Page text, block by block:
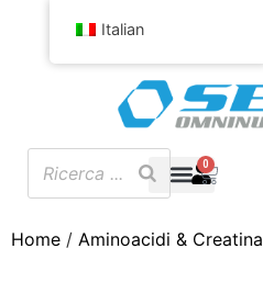
0
Home / Aminoacidi & Creatina
Italian